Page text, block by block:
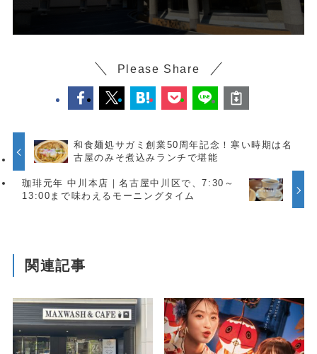
Please Share
和食麺処サガミ創業50周年記念！寒い時期は名
古屋のみそ煮込みランチで堪能
珈琲元年 中川本店｜名古屋中川区で、7:30～
13:00まで味わえるモーニングタイム
関連記事